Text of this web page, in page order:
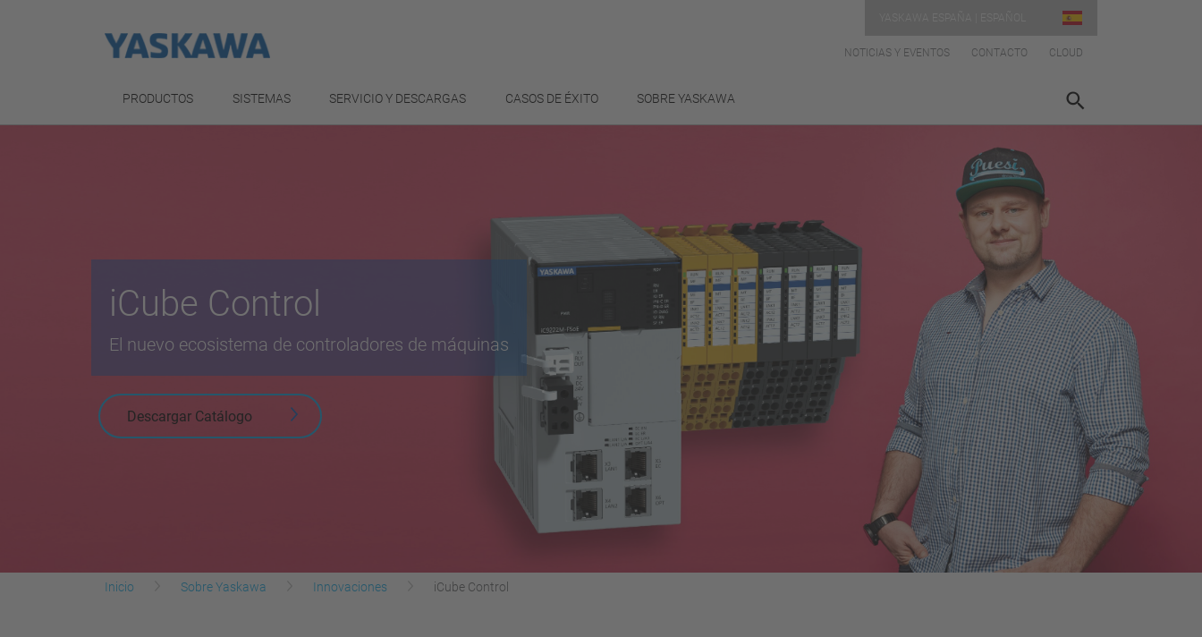
NOTICIAS Y EVENTOS CONTACTO CLOUD
PRODUCTOS SISTEMAS SERVICIO Y DESCARGAS CASOS DE ÉXITO SOBRE YASKAWA
iCube Control
El nuevo ecosistema de controladores de máquinas
Descargar Catálogo
Inicio Sobre Yaskawa Innovaciones iCube Control